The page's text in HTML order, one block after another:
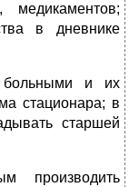
медикаментов;
в дневнике
больными и их
стационара; в
старшей
производить